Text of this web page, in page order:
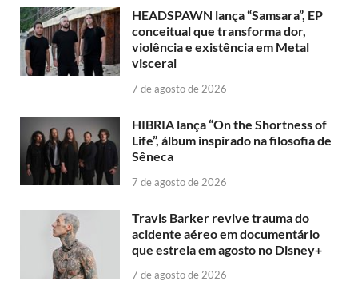
HEADSPAWN lança “Samsara”, EP
conceitual que transforma dor,
violência e existência em Metal
visceral
7 de agosto de 2026
HIBRIA lança “On the Shortness of
Life”, álbum inspirado na filosofia de
Sêneca
7 de agosto de 2026
Travis Barker revive trauma do
acidente aéreo em documentário
que estreia em agosto no Disney+
7 de agosto de 2026